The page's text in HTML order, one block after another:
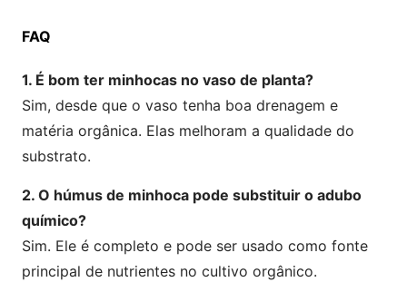
FAQ
1. É bom ter minhocas no vaso de planta?
Sim, desde que o vaso tenha boa drenagem e
matéria orgânica. Elas melhoram a qualidade do
substrato.
2. O húmus de minhoca pode substituir o adubo
químico?
Sim. Ele é completo e pode ser usado como fonte
principal de nutrientes no cultivo orgânico.